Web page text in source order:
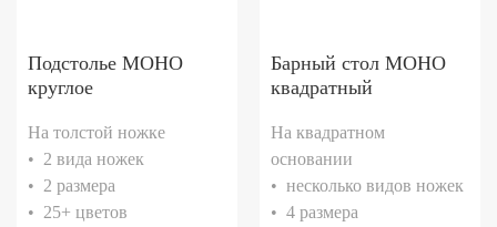
Подстолье МОНО
круглое
На толстой ножке
• 2 вида ножек
• 2 размера
• 25+ цветов
Барный стол МОНО
квадратный
На квадратном
основании
• несколько видов ножек
• 4 размера